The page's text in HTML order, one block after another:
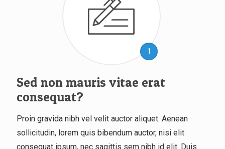
1
Sed non mauris vitae erat
consequat?
Proin gravida nibh vel velit auctor aliquet. Aenean
sollicitudin, lorem quis bibendum auctor, nisi elit
consequat ipsum, nec sagittis sem nibh id elit. Duis